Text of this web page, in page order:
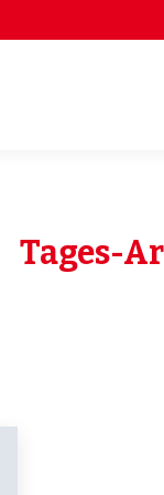
Tages-